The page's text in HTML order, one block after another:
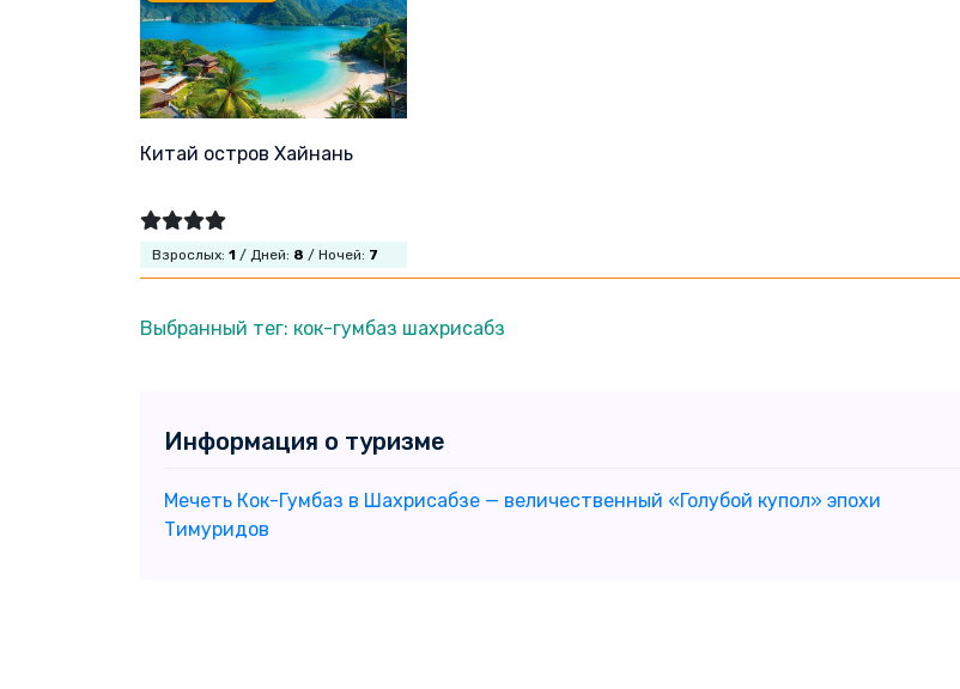
Китай остров Хайнань
Взрослых: 1 / Дней: 8 / Ночей: 7
Выбранный тег: кок-гумбаз шахрисабз
Информация о туризме
Мечеть Кок-Гумбаз в Шахрисабзе — величественный «Голубой купол» эпохи
Тимуридов